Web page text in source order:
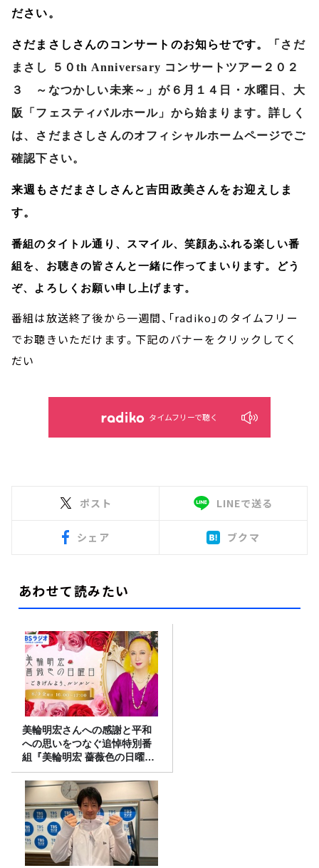
ださい。
さだまさしさんのコンサートのお知らせです。「 さだ
まさし ５０th Anniversary コンサートツアー２０２
３ ～なつかしい未来～」が６月１４日・水曜日、大
阪「フェスティバルホール」から始まります。詳しく
は、さだまさしさんのオフィシャルホームページでご
確認下さい。
来週もさだまさしさんと吉田政美さんをお迎えしま
す。
番組のタイトル通り、スマイル、笑顔あふれる楽しい番
組を、お聴きの皆さんと一緒に作ってまいります。どう
ぞ、よろしくお願い申し上げます。
番組は放送終了後から一週間、「radiko」のタイムフリー
でお聴きいただけます。下記のバナーをクリックしてく
だい
タイムフリーで聴く
ポスト LINEで送る
シェア ブクマ
あわせて読みたい
美輪明宏さんへの感謝と平和
への思いをつなぐ追悼特別番
組『美輪明宏 薔薇色の日曜日
～ごきげんよう、ルンルン
～』8/9（日）16時放送